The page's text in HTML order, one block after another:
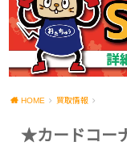
HOME 買取情報
★カードコー